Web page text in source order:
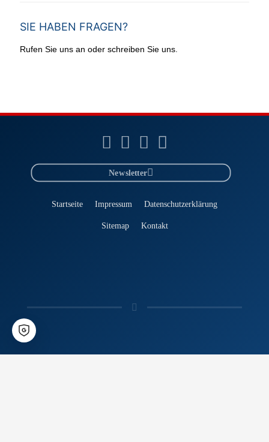
SIE HABEN FRAGEN?
Rufen Sie uns an oder schreiben Sie uns.
Startseite Impressum Datenschutzerklärung
Sitemap Kontakt
Newsletter